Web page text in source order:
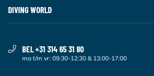
DIVING WORLD
BEL +31 314 65 31 80
ma t/m vr: 09:30-12:30 & 13:00-17:00